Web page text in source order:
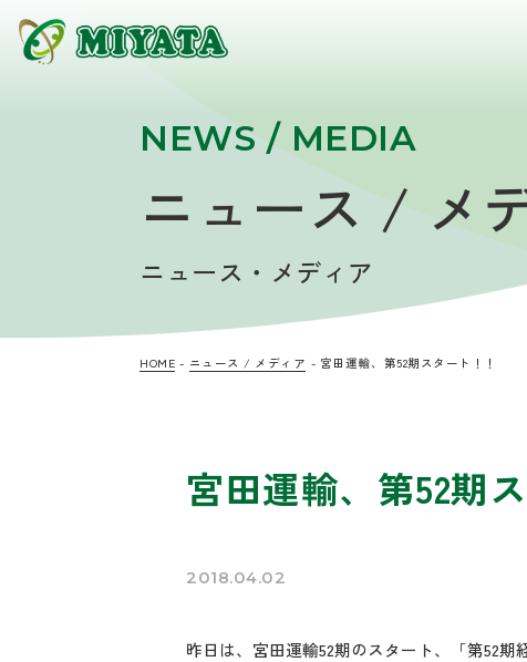
NEWS / MEDIA
ニュース / メ
ニュース・メディア
HOME ニュース / メディア 宮田運輸、第52期スタート！！
宮田運輸、第52期
2018.04.02
昨日は、宮田運輸52期のスタート、「第52期